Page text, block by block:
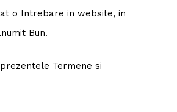
o Intrebare in website, in
Bun.
Termene si